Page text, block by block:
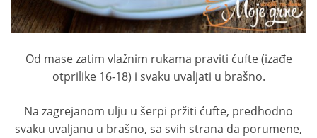
Od mase zatim vlažnim rukama praviti ćufte (izađe
otprilike 16-18) i svaku uvaljati u brašno.
Na zagrejanom ulju u šerpi pržiti ćufte, predhodno
svaku uvaljanu u brašno, sa svih strana da porumene,